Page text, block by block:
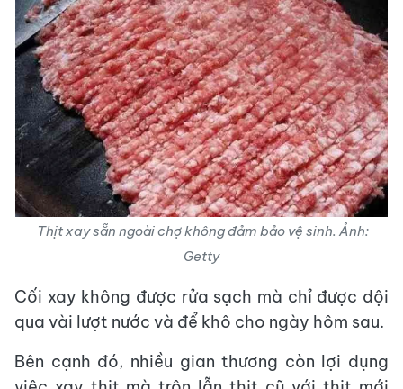
Thịt xay sẵn ngoài chợ không đảm bảo vệ sinh. Ảnh:
Getty
Cối xay không được rửa sạch mà chỉ được dội
qua vài lượt nước và để khô cho ngày hôm sau.
Bên cạnh đó, nhiều gian thương còn lợi dụng